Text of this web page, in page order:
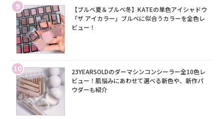
9
【ブルベ夏＆ブルベ冬】KATEの単色アイシャドウ
「ザ アイカラー」ブルベに似合うカラーを全色レ
ビュー！
10
23YEARSOLDのダーマシンコンシーラー全10色レ
ビュー！肌悩みにあわせて選べる新色や、新作パ
ウダーも紹介